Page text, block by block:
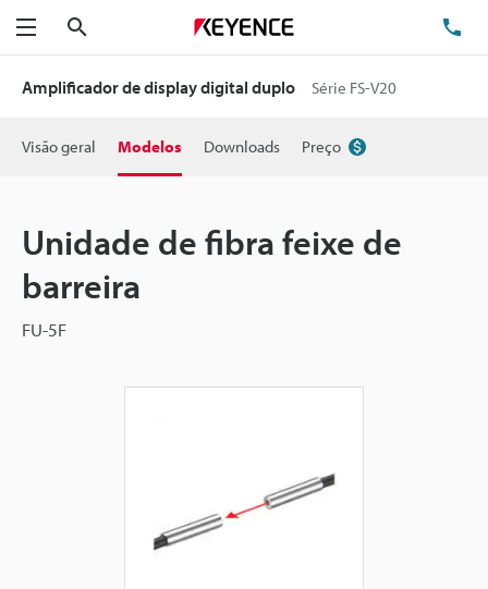
Menu
Amplificador de display digital duplo Série FS-V20
Visão geral Modelos Downloads Preço
Unidade de fibra feixe de
barreira
FU-5F